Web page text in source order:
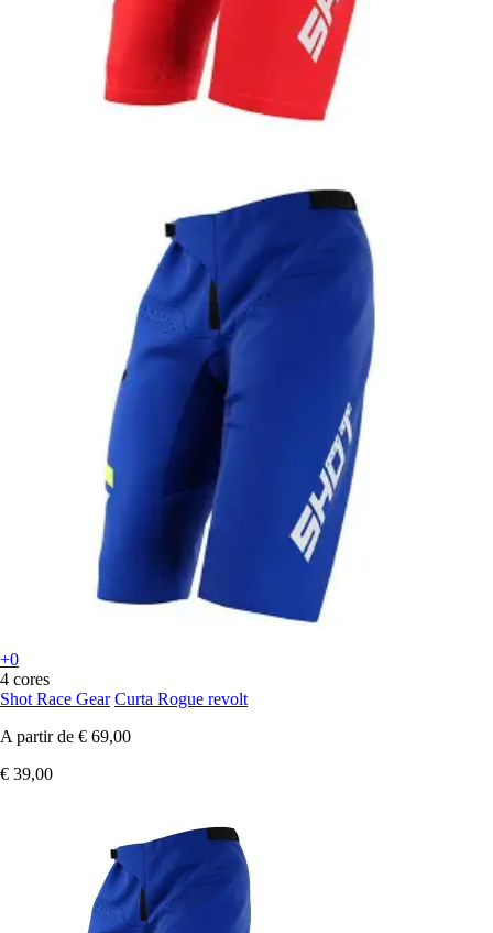
+0
4 cores
Shot Race Gear Curta Rogue revolt
A partir de € 69,00
€ 39,00